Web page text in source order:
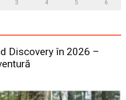
3 4 5 6
Discovery în 2026 –